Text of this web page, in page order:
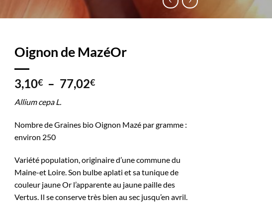
Oignon de MazéOr
3,10€ – 77,02€Plage
3,10€
à
Allium cepa L.
Nombre de Graines bio Oignon Mazé par gramme :
environ 250
Variété population, originaire d’une commune du
Maine-et Loire. Son bulbe aplati et sa tunique de
couleur jaune Or l’apparente au jaune paille des
Vertus. Il se conserve très bien au sec jusqu’en avril.